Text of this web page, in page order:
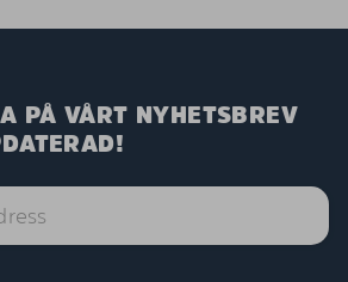
PÅ VÅRT NYHETSBREV